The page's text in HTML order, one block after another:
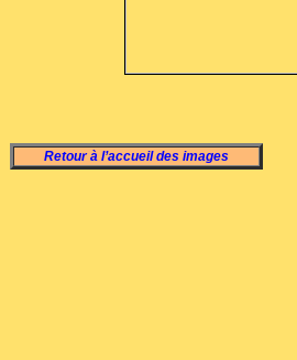
Retour à l’accueil des images